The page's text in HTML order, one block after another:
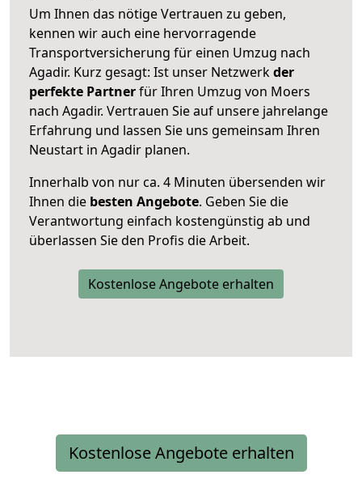
Um Ihnen das nötige Vertrauen zu geben,
kennen wir auch eine hervorragende
Transportversicherung für einen Umzug nach
Agadir. Kurz gesagt: Ist unser Netzwerkder
perfekte Partnerfür Ihren Umzug von Moers
nach Agadir. Vertrauen Sie auf unsere jahrelange
Erfahrung und lassen Sie uns gemeinsam Ihren
Neustart in Agadir planen.
Innerhalb von nur ca. 4 Minuten übersenden wir
Ihnen die besten Angebote. Geben Sie die
Verantwortung einfach kostengünstig ab und
überlassen Sie den Profis die Arbeit.
Kostenlose Angebote erhalten
Kostenlose Angebote erhalten